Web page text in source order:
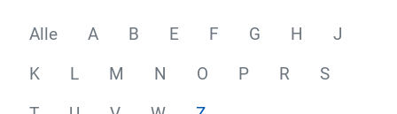
Alle A B E F G H
J
K
L M N O P R
S